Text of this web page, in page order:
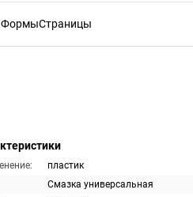
ФормыСтраницы
пластик
Смазка универсальная